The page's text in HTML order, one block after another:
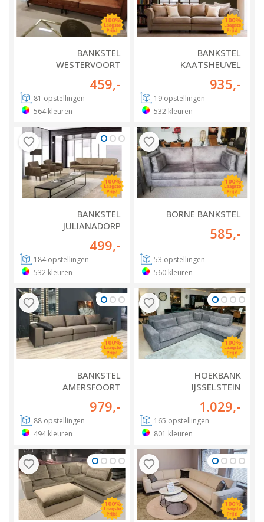
BANKSTEL
WESTERVOORT
459,-
81 opstellingen
564 kleuren
BANKSTEL
KAATSHEUVEL
935,-
19 opstellingen
532 kleuren
BANKSTEL
JULIANADORP
499,-
184 opstellingen
532 kleuren
BORNE BANKSTEL
585,-
53 opstellingen
560 kleuren
BANKSTEL
AMERSFOORT
979,-
88 opstellingen
494 kleuren
HOEKBANK
IJSSELSTEIN
1.029,-
165 opstellingen
801 kleuren